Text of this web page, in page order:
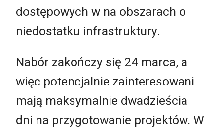
dostępowych w na obszarach o
niedostatku infrastruktury.
Nabór zakończy się 24 marca, a
więc potencjalnie zainteresowani
mają maksymalnie dwadzieścia
dni na przygotowanie projektów. W